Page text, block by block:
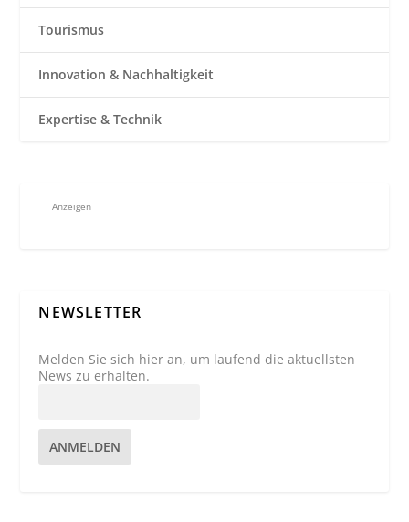
Tourismus
Innovation & Nachhaltigkeit
Expertise & Technik
Anzeigen
NEWSLETTER
Melden Sie sich hier an, um laufend die aktuellsten
News zu erhalten.
ANMELDEN